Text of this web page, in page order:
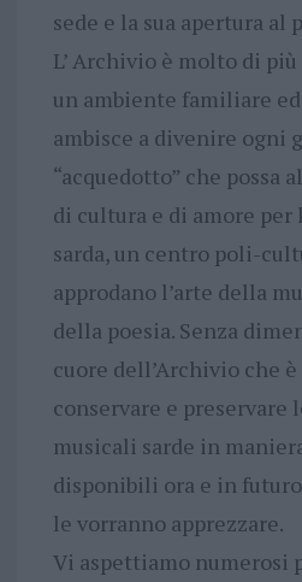
sede e la sua apertura al
L’ Archivio è molto di più
un ambiente familiare
ambisce a divenire ogni
“acquedotto” che possa
di cultura e di amore per
sarda, un centro poli-
approdano l’arte della
della poesia. Senza
cuore dell’Archivio che
conservare e preservare
musicali sarde in
disponibili ora e in
le vorranno apprezzare.
Vi aspettiamo numerosi